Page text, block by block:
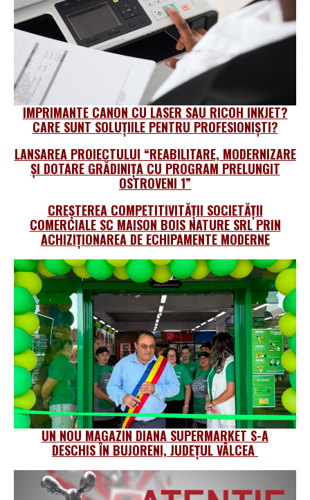
IMPRIMANTE CANON CU LASER SAU RICOH INKJET?
CARE SUNT SOLUȚIILE PENTRU PROFESIONIŞTI?
LANSAREA PROIECTULUI “REABILITARE, MODERNIZARE
ȘI DOTARE GRĂDINIȚA CU PROGRAM PRELUNGIT
OSTROVENI 1”
CREȘTEREA COMPETITIVITĂȚII SOCIETĂȚII
COMERCIALE SC MAISON BOIS NATURE SRL PRIN
ACHIZIȚIONAREA DE ECHIPAMENTE MODERNE
UN NOU MAGAZIN DIANA SUPERMARKET S-A
DESCHIS ÎN BUJORENI, JUDEȚUL VÂLCEA